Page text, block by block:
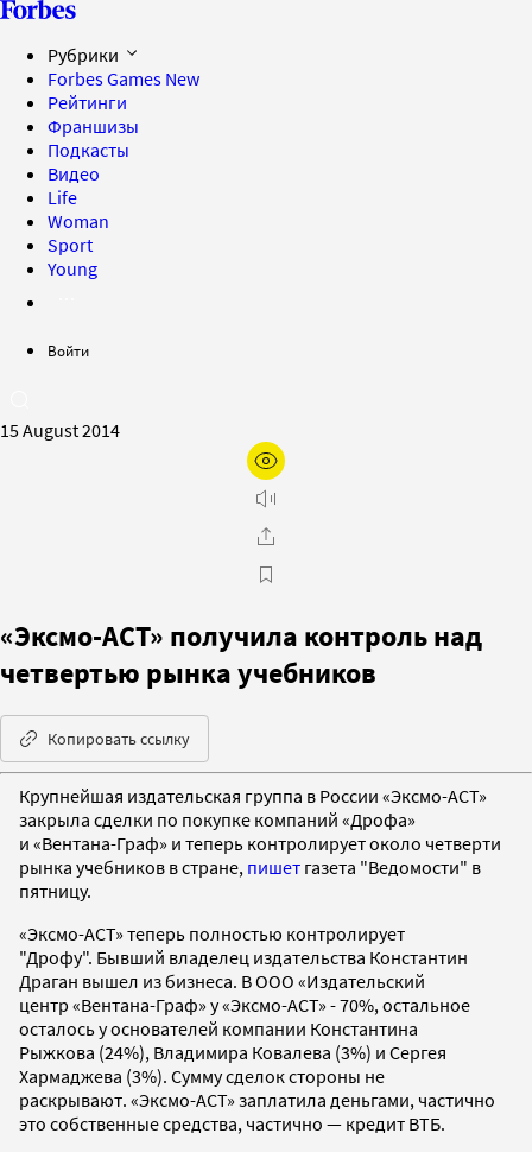
Рубрики
Forbes Games New
Рейтинги
Франшизы
Подкасты
Видео
Life
Woman
Sport
Young
Войти
15 August 2014
«Эксмо-АСТ» получила контроль над
четвертью рынка учебников
Копировать ссылку
Крупнейшая издательская группа в России «Эксмо-АСТ»
закрыла сделки по покупке компаний «Дрофа»
и «Вентана-Граф» и теперь контролирует около четверти
рынка учебников в стране, пишет газета "Ведомости" в
пятницу.
«Эксмо-АСТ» теперь полностью контролирует
"Дрофу". Бывший владелец издательства Константин
Драган вышел из бизнеса. В ООО «Издательский
центр «Вентана-Граф» у «Эксмо-АСТ» - 70%, остальное
осталось у основателей компании Константина
Рыжкова (24%), Владимира Ковалева (3%) и Сергея
Хармаджева (3%). Сумму сделок стороны не
раскрывают. «Эксмо-АСТ» заплатила деньгами, частично
это собственные средства, частично — кредит ВТБ.